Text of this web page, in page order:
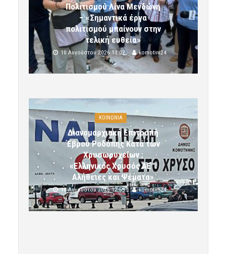
Πολιτισμού Λίνα Μενδώνη
– «Σημαντικά έργα
πολιτισμού μπαίνουν στην
τελική ευθεία»
10 Αυγούστου 2026 13:02 komotini24
ΚΟΙΝΩΝΙΑ
Διανομαρχιακή Επιτροπή
Έβρου Ροδόπης Κατά των
Χρυσωρυχείων :
«Ελληνικός Χρυσός ΑΕ”:
Αλήθειες και Ψέματα»
10 Αυγούστου 2026 12:59 komotini24